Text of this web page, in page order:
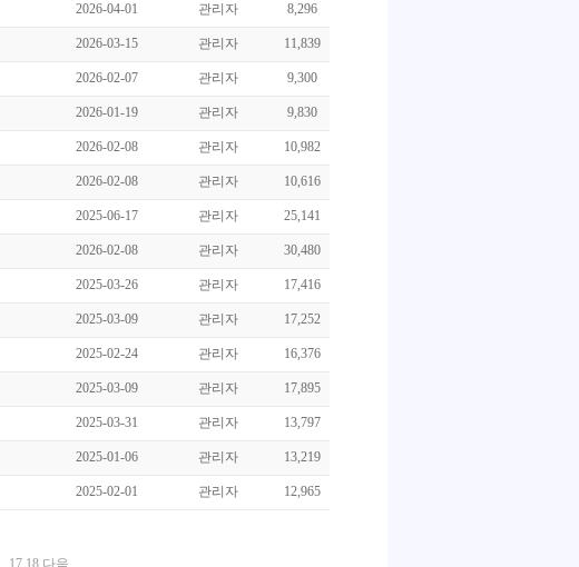
2026-04-01 관리자 8,296
2026-03-15 관리자 11,839
2026-02-07 관리자 9,300
2026-01-19 관리자 9,830
2026-02-08 관리자 10,982
2026-02-08 관리자 10,616
2025-06-17 관리자 25,141
2026-02-08 관리자 30,480
2025-03-26 관리자 17,416
2025-03-09 관리자 17,252
2025-02-24 관리자 16,376
2025-03-09 관리자 17,895
2025-03-31 관리자 13,797
2025-01-06 관리자 13,219
2025-02-01 관리자 12,965
17 18 다음